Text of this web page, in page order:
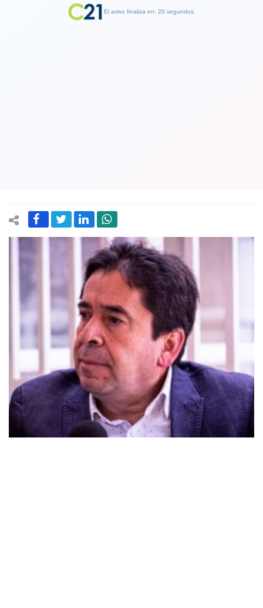
El aviso finaliza en: 19 segundos.